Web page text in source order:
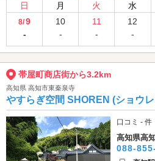
日 月 火 水
8/9
-
10
-
11
-
12
-
帯屋町商店街から3.2km
高知県 高知市東秦泉寺
やすらぎ空間 SHOREN (ショウ
口コミ - 件
高知県高
088-